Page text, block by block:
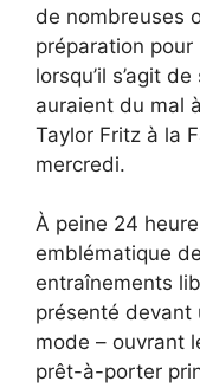
de nombreuses
préparation
lorsqu’il s’agit
auraient du mal
Taylor Fritz à la
mercredi.
À peine 24
emblématique
entraînements
présenté devant
mode – ouvrant
prêt-à-porter